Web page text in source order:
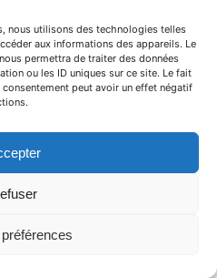
nous utilisons des technologies telles
aux informations des appareils. Le
permettra de traiter des données
ou les ID uniques sur ce site. Le fait
peut avoir un effet négatif